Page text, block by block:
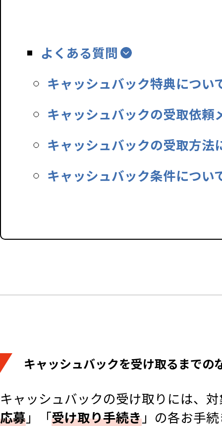
よくある質問
キャッシュバック特典につい
キャッシュバックの受取依
キャッシュバックの受取方法
キャッシュバック条件につい
キャッシュバックを受け取るまでの
キャッシュバックの受け取りには、
応募」「受け取り手続き」の各お手